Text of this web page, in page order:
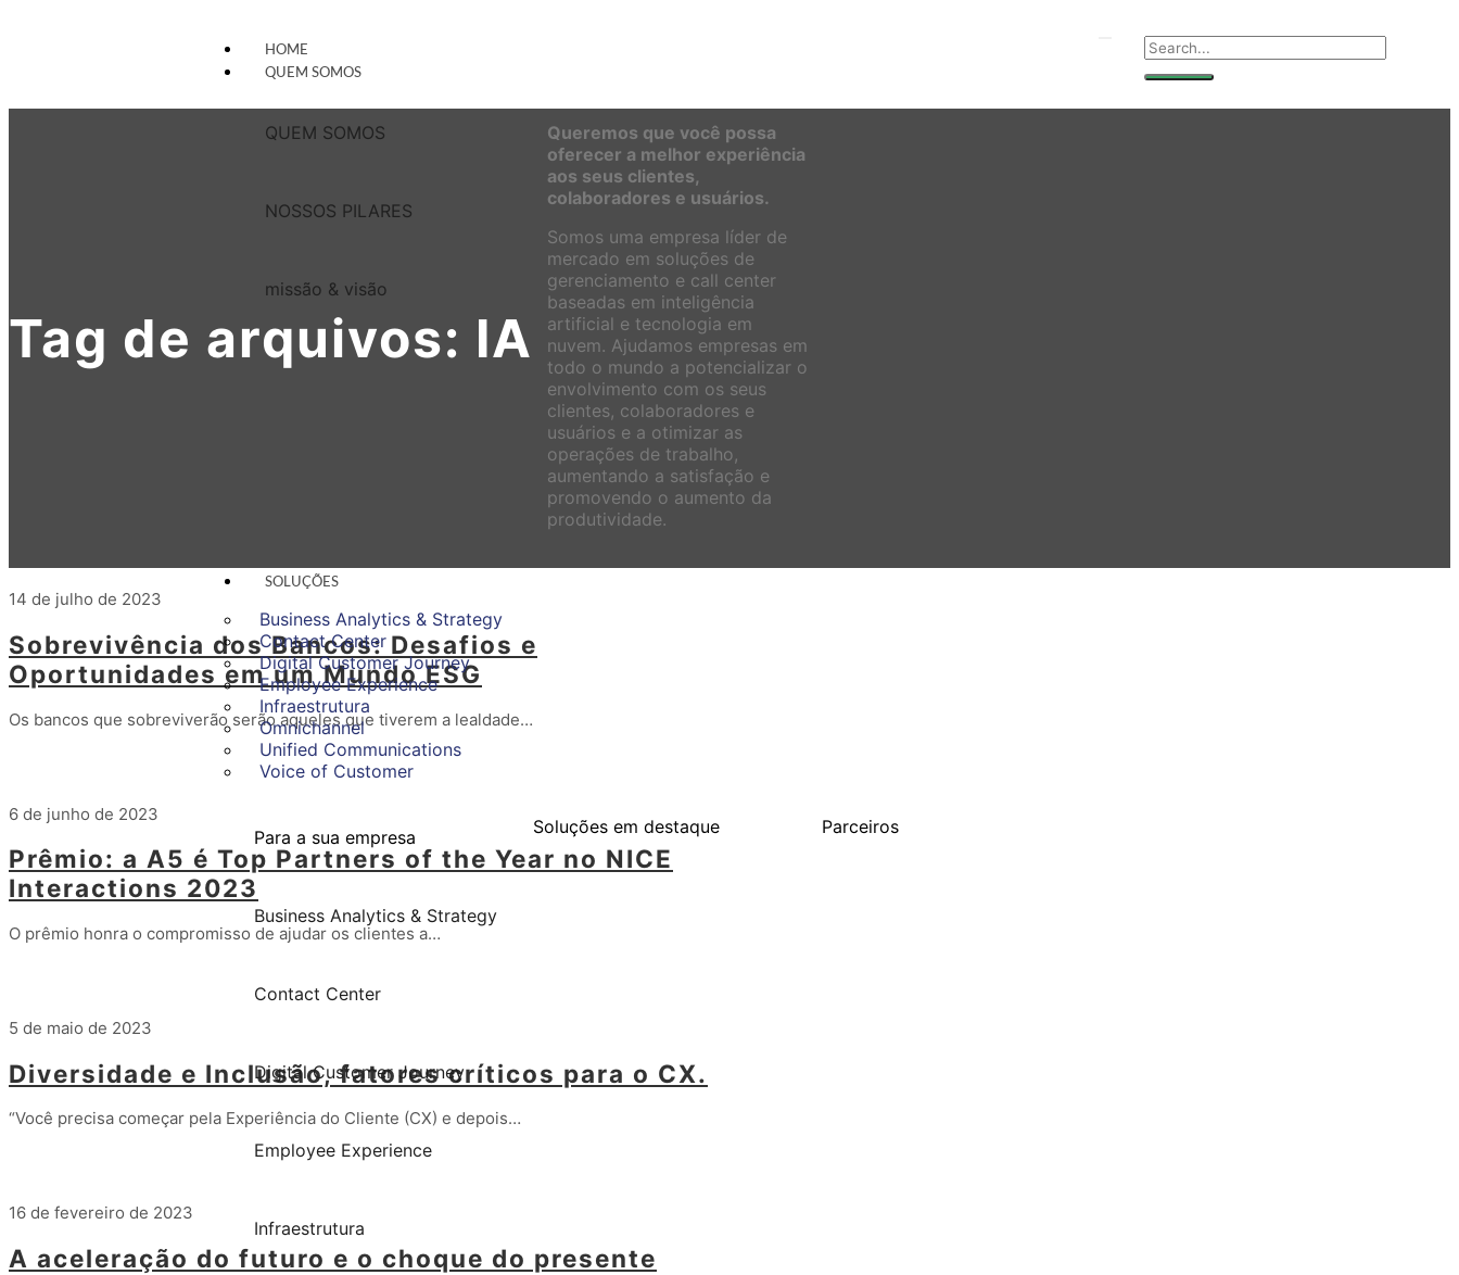
HOME
QUEM SOMOS
QUEM SOMOS
NOSSOS PILARES
missão & visão
Queremos que você possa
oferecer a melhor experiência
aos seus clientes,
colaboradores e usuários.
Somos uma empresa líder de
mercado em soluções de
gerenciamento e call center
baseadas em inteligência
artificial e tecnologia em
nuvem. Ajudamos empresas em
todo o mundo a potencializar o
envolvimento com os seus
clientes, colaboradores e
usuários e a otimizar as
operações de trabalho,
aumentando a satisfação e
promovendo o aumento da
produtividade.
SOLUÇÕES
Business Analytics & Strategy
Contact Center
Digital Customer Journey
Employee Experience
Infraestrutura
Omnichannel
Unified Communications
Voice of Customer
Para a sua empresa
Business Analytics & Strategy
Contact Center
Digital Customer Journey
Employee Experience
Infraestrutura
Soluções em destaque Parceiros
Tag de arquivos: IA
14 de julho de 2023
Sobrevivência dos Bancos: Desafios e
Oportunidades em um Mundo ESG
Os bancos que sobreviverão serão aqueles que tiverem a lealdade…
6 de junho de 2023
Prêmio: a A5 é Top Partners of the Year no NICE
Interactions 2023
O prêmio honra o compromisso de ajudar os clientes a…
5 de maio de 2023
Diversidade e Inclusão, fatores críticos para o CX.
“Você precisa começar pela Experiência do Cliente (CX) e depois…
16 de fevereiro de 2023
A aceleração do futuro e o choque do presente